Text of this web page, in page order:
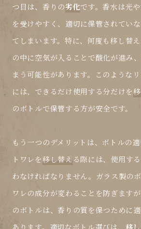
つ目は、香りの劣化です。香水は光
を受けやすく、適切に保管されてい
てしまいます。特に、何度も移し替え
の中に空気が入ることで酸化が進み
まう可能性があります。このような
には、できるだけ使用する分だけを
のボトルで保管する方が安全です。
もう一つのデメリットは、ボトルの
トワレを移し替え る際には、使用す
わなければなりません。ガラス製の
ワレの成分が変わることを防ぎます
のボトルは、香りの質を保つために
あります。適切なボトル選びは、 移